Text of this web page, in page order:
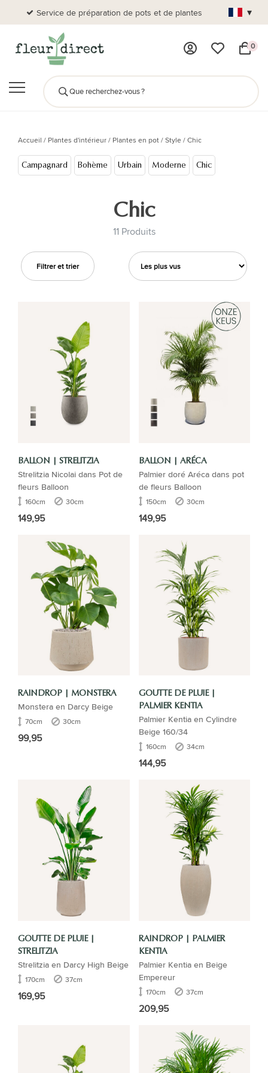
Service de préparation de pots et de plantes Plus
▾
0
Accueil / Plantes d'intérieur/ Plantes en pot/Style/Chic
Campagnard Bohème Urbain Moderne Chic
Chic
11 Produits
Filtrer et trier
BALLON | STRELITZIA
Strelitzia Nicolai dans Pot de
fleurs Balloon
160cm 30cm
149,95
BALLON | ARÉCA
Palmier doré Aréca dans pot
de fleurs Balloon
150cm 30cm
149,95
RAINDROP | MONSTERA
Monstera en Darcy Beige
70cm 30cm
99,95
GOUTTE DE PLUIE |
PALMIER KENTIA
Palmier Kentia en Cylindre
Beige 160/34
160cm 34cm
144,95
GOUTTE DE PLUIE |
STRELITZIA
Strelitzia en Darcy High Beige
170cm 37cm
169,95
RAINDROP | PALMIER
KENTIA
Palmier Kentia en Beige
Empereur
170cm 37cm
209,95